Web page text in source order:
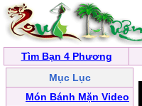
Tìm Bạn 4 Phương
Mục Lục
Món Bánh Mặn Video